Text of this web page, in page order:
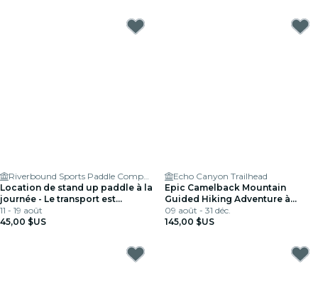
Riverbound Sports Paddle Company
Location de stand up paddle à la
journée - Le transport est
nécessaire
11 - 19 août
45,00 $US
Echo Canyon Trailhead
Epic Camelback Mountain
Guided Hiking Adventure à
Phoenix, Arizona
09 août - 31 déc.
145,00 $US